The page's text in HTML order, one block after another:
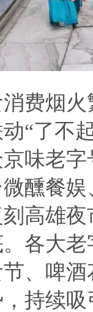
烟火
“了不
味老
醺餐
高雄
各大
、啤
持续